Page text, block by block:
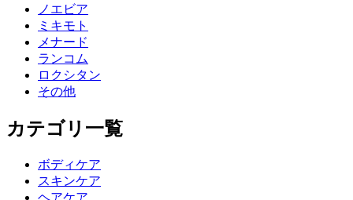
ノエビア
ミキモト
メナード
ランコム
ロクシタン
その他
カテゴリ一覧
ボディケア
スキンケア
ヘアケア